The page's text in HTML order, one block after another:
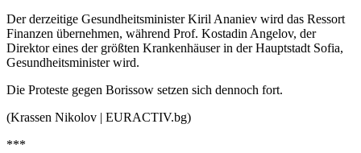
Der derzeitige Gesundheitsminister Kiril Ananiev wird das Ressort
Finanzen übernehmen, während Prof. Kostadin Angelov, der
Direktor eines der größten Krankenhäuser in der Hauptstadt Sofia,
Gesundheitsminister wird.
Die Proteste gegen Borissow setzen sich dennoch fort.
(Krassen Nikolov | EURACTIV.bg)
***